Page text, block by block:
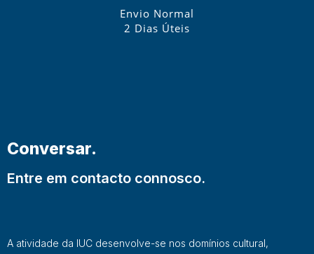
Envio Normal
2 Dias Úteis
Conversar.
Entre em contacto connosco.
A atividade da IUC desenvolve-se nos domínios cultural,